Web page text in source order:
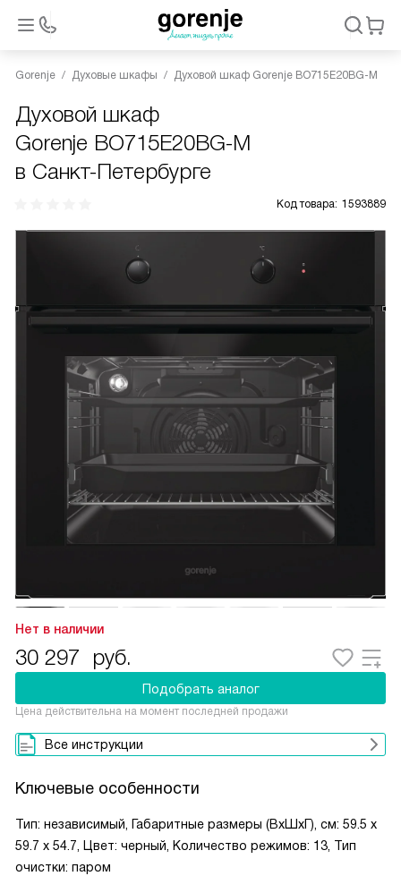
Gorenje Духовые шкафы Духовой шкаф Gorenje BO715E20BG-M
Духовой шкаф
Gorenje BO715E20BG-M
в Санкт-Петербурге
Код товара: 1593889
Нет в наличии
30 297 руб.
Подобрать аналог
Цена действительна на момент последней продажи
Все инструкции
Ключевые особенности
Тип: независимый, Габаритные размеры (ВxШxГ), см: 59.5 x
59.7 x 54.7, Цвет: черный, Количество режимов: 13, Тип
очистки: паром